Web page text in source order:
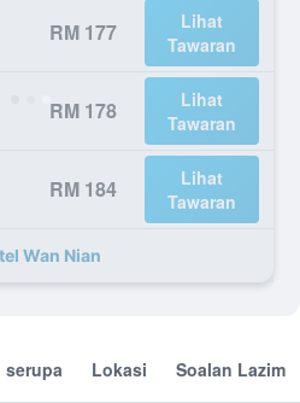
RM 177
Lihat
Tawaran
RM 178
Lihat
Tawaran
RM 184
Lihat
Tawaran
Wan Nian
serupa Lokasi Soalan Lazim